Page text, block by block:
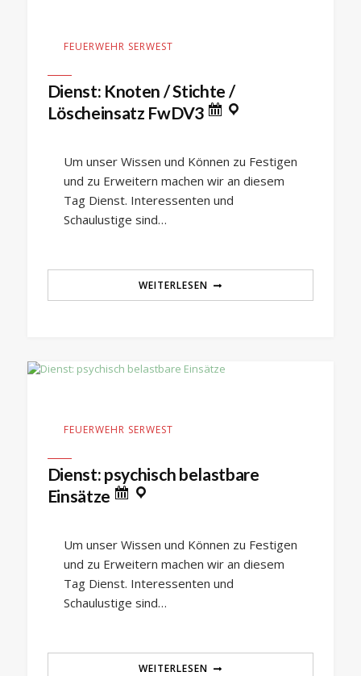
FEUERWEHR SERWEST
Dienst: Knoten / Stichte /
Löscheinsatz FwDV3
Um unser Wissen und Können zu Festigen
und zu Erweitern machen wir an diesem
Tag Dienst. Interessenten und
Schaulustige sind…
WEITERLESEN
FEUERWEHR SERWEST
Dienst: psychisch belastbare
Einsätze
Um unser Wissen und Können zu Festigen
und zu Erweitern machen wir an diesem
Tag Dienst. Interessenten und
Schaulustige sind…
WEITERLESEN